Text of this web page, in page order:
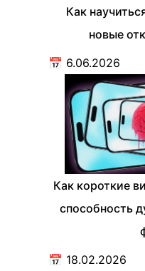
Как
новые
📅 6.06.2026
Как короткие
способность
📅 18.02.2026